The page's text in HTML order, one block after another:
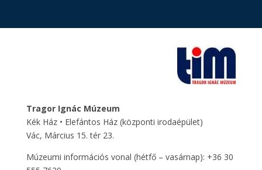
Tragor Ignác Múzeum
Kék Ház • Elefántos Ház (központi irodaépület)
Vác, Március 15. tér 23.
Múzeumi információs vonal (hétfő – vasárnap): +36 30